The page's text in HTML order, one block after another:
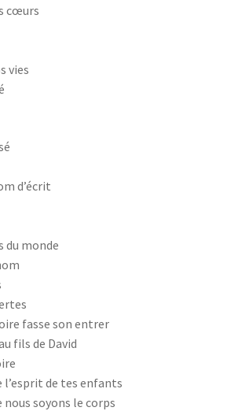
cœurs
vies
d’écrit
du monde
fasse son entrer
fils de David
de tes enfants
soyons le corps